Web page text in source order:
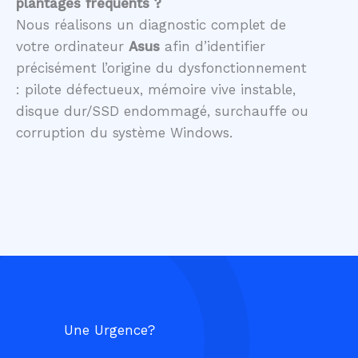
Nous réalisons un diagnostic complet de
votre ordinateur Asus afin d’identifier
précisément l’origine du dysfonctionnement
: pilote défectueux, mémoire vive instable,
disque dur/SSD endommagé, surchauffe ou
corruption du système Windows.
Une Urgence?